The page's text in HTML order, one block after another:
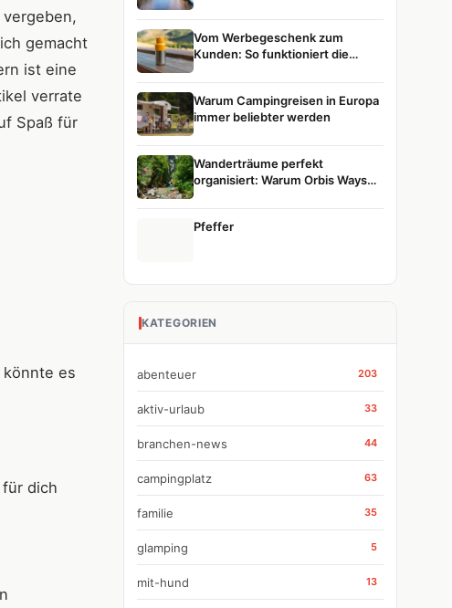
gemacht
ist eine
verrate
Spaß für
es
dich
Vom Werbegeschenk zum
Kunden: So funktioniert die
Warum Campingreisen in Europa
immer beliebter werden
Wanderträume perfekt
organisiert: Warum Orbis Ways
Pfeffer
KATEGORIEN
abenteuer 203
aktiv-urlaub 33
branchen-news 44
campingplatz 63
familie 35
glamping 5
mit-hund 13